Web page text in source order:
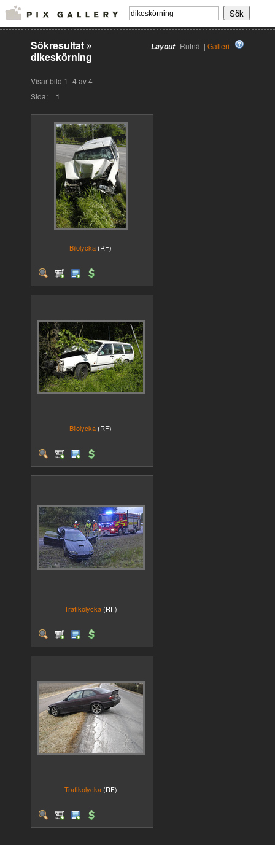
Layout Rutnät | Galleri
Sökresultat »
dikeskörning
Visar bild 1–4 av 4
Sida:
1
Bilolycka (RF)
Bilolycka (RF)
Trafikolycka (RF)
Trafikolycka (RF)